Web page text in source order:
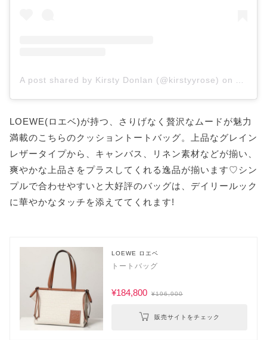
A post shared by Kirsty Donlan (@kirstyyrose) on
LOEWE(ロエベ)が持つ、さりげなく贅沢なムードが魅力
満載のこちらのクッショントートバッグ。上品なグレイン
レザータイプから、キャンバス、リネン素材などが揃い、
爽やかな上品さをプラスしてくれる逸品が揃います♡シン
プルで合わせやすいと大好評のバッグは、デイリールック
に華やかなタッチを添えててくれます!
LOEWE ロエベ
トートバッグ
¥184,800 ¥196,900
販売サイトをチェック